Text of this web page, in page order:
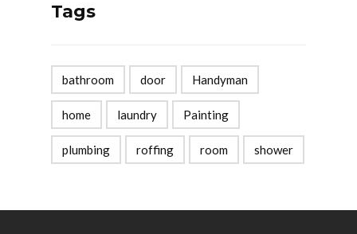
Tags
bathroom door Handyman
home laundry Painting
plumbing roffing room shower